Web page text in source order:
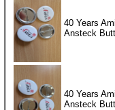
40 Years
Ansteck
40 Years
Ansteck